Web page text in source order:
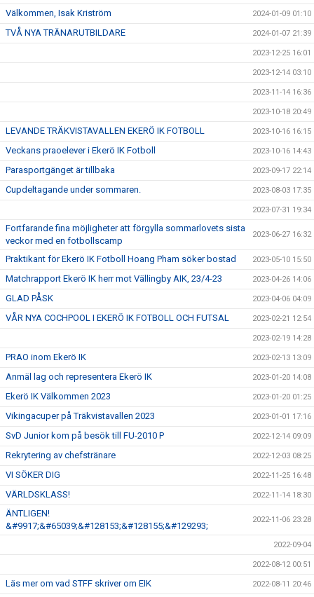
Välkommen, Isak Kriström 2024-01-09 01:10
TVÅ NYA TRÄNARUTBILDARE 2024-01-07 21:39
2023-12-25 16:01
2023-12-14 03:10
2023-11-14 16:36
2023-10-18 20:49
LEVANDE TRÄKVISTAVALLEN EKERÖ IK FOTBOLL 2023-10-16 16:15
Veckans praoelever i Ekerö IK Fotboll 2023-10-16 14:43
Parasportgänget är tillbaka 2023-09-17 22:14
Cupdeltagande under sommaren. 2023-08-03 17:35
2023-07-31 19:34
Fortfarande fina möjligheter att förgylla sommarlovets sista
veckor med en fotbollscamp
2023-06-27 16:32
Praktikant för Ekerö IK Fotboll Hoang Pham söker bostad 2023-05-10 15:50
Matchrapport Ekerö IK herr mot Vällingby AIK, 23/4-23 2023-04-26 14:06
GLAD PÅSK 2023-04-06 04:09
VÅR NYA COCHPOOL I EKERÖ IK FOTBOLL OCH FUTSAL 2023-02-21 12:54
2023-02-19 14:28
PRAO inom Ekerö IK 2023-02-13 13:09
Anmäl lag och representera Ekerö IK 2023-01-20 14:08
Ekerö IK Välkommen 2023 2023-01-20 01:25
Vikingacuper på Träkvistavallen 2023 2023-01-01 17:16
SvD Junior kom på besök till FU-2010 P 2022-12-14 09:09
Rekrytering av chefstränare 2022-12-03 08:25
VI SÖKER DIG 2022-11-25 16:48
VÄRLDSKLASS! 2022-11-14 18:30
ÄNTLIGEN!
&#9917;&#65039;&#128153;&#128155;&#129293;
2022-11-06 23:28
2022-09-04
2022-08-12 00:51
Läs mer om vad STFF skriver om EIK 2022-08-11 20:46